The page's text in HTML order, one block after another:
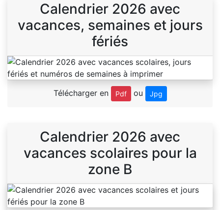
Calendrier 2026 avec
vacances, semaines et jours
fériés
Télécharger en Pdf ou Jpg
Calendrier 2026 avec
vacances scolaires pour la
zone B